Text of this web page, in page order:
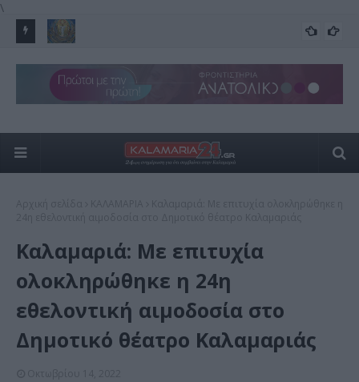
\
Αυγούστου
ΕΟΡΤΕΣ
Καλαμαριά: Με επιτυχία
ολοκληρώθηκε η 24η
εθελοντική αιμοδοσία στο
Δημοτικό θέατρο Καλαμαριάς